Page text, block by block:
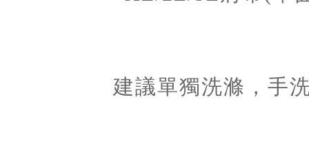
建議單獨洗滌，手